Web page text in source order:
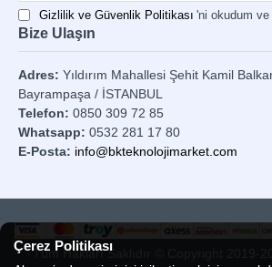
Gizlilik ve Güvenlik Politikası 'ni okudum ve
Bize Ulaşın
Adres: Yıldırım Mahallesi Şehit Kamil
Bayrampaşa / İSTANBUL
Telefon: 0850 309 72 85
Whatsapp: 0532 281 17 80
E-Posta: info@bkteknolojimarket.com
Tüm Hakları Saklıdır © Copyright 2019-
Çerez Politikası